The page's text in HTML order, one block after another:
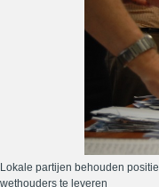
Lokale partijen behouden
wethouders te leveren